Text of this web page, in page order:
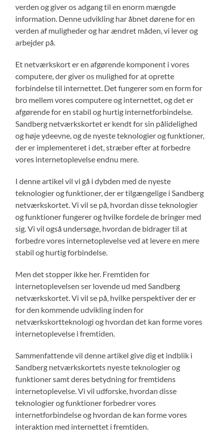
verden og giver os adgang til en enorm mængde
information. Denne udvikling har åbnet dørene for en
verden af muligheder og har ændret måden, vi lever og
arbejder på.
Et netværkskort er en afgørende komponent i vores
computere, der giver os mulighed for at oprette
forbindelse til internettet. Det fungerer som en form for
bro mellem vores computere og internettet, og det er
afgørende for en stabil og hurtig internetforbindelse.
Sandberg netværkskortet er kendt for sin pålidelighed
og høje ydeevne, og de nyeste teknologier og funktioner,
der er implementeret i det, stræber efter at forbedre
vores internetoplevelse endnu mere.
I denne artikel vil vi gå i dybden med de nyeste
teknologier og funktioner, der er tilgængelige i Sandberg
netværkskortet. Vi vil se på, hvordan disse teknologier
og funktioner fungerer og hvilke fordele de bringer med
sig. Vi vil også undersøge, hvordan de bidrager til at
forbedre vores internetoplevelse ved at levere en mere
stabil og hurtig forbindelse.
Men det stopper ikke her. Fremtiden for
internetoplevelsen ser lovende ud med Sandberg
netværkskortet. Vi vil se på, hvilke perspektiver der er
for den kommende udvikling inden for
netværkskortteknologi og hvordan det kan forme vores
internetoplevelse i fremtiden.
Sammenfattende vil denne artikel give dig et indblik i
Sandberg netværkskortets nyeste teknologier og
funktioner samt deres betydning for fremtidens
internetoplevelse. Vi vil udforske, hvordan disse
teknologier og funktioner forbedrer vores
internetforbindelse og hvordan de kan forme vores
interaktion med internettet i fremtiden.